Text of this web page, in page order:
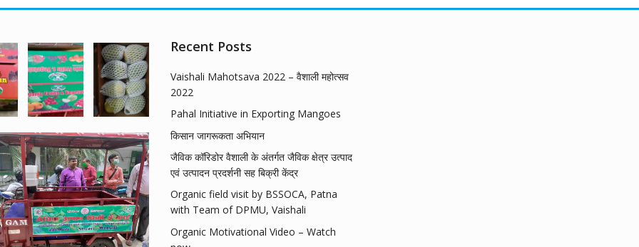
Recent Posts
Vaishali Mahotsava 2022 – वैशाली महोत्सव
2022
Pahal Initiative in Exporting Mangoes
किसान जागरूकता अभियान
जैविक कॉरिडोर वैशाली के अंतर्गत जैविक क्षेत्र उत्पाद
एवं उत्पादन प्रदर्शनी सह बिक्री केंद्र
Organic field visit by BSSOCA, Patna
with Team of DPMU, Vaishali
Organic Motivational Video – Watch